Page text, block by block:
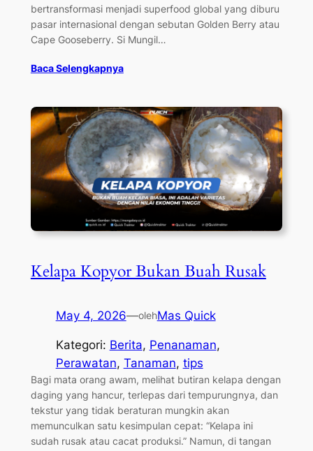
bertransformasi menjadi superfood global yang diburu
pasar internasional dengan sebutan Golden Berry atau
Cape Gooseberry. Si Mungil…
Baca Selengkapnya
Kelapa Kopyor Bukan Buah Rusak
May 4, 2026—olehMas Quick
Kategori: Berita, Penanaman
Perawatan, Tanaman, tips
Bagi mata orang awam, melihat butiran kelapa dengan
daging yang hancur, terlepas dari tempurungnya, dan
tekstur yang tidak beraturan mungkin akan
memunculkan satu kesimpulan cepat: “Kelapa ini
sudah rusak atau cacat produksi.” Namun, di tangan